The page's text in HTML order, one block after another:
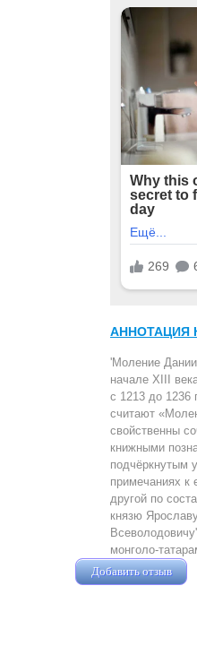
АННОТАЦИЯ
'Моление
начале XIII
с 1213 до 1236
считают
свойственны
книжными
подчёркнутым
примечаниях к
другой по
князю
монголо-
Добавить отзыв